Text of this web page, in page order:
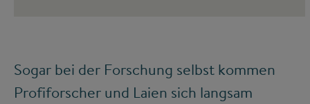
Sogar bei der Forschung selbst kommen
Profiforscher und Laien sich langsam